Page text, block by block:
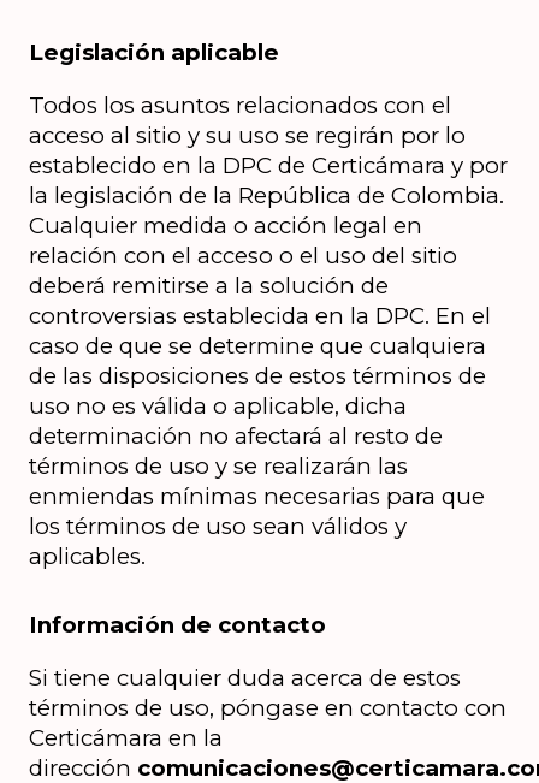
Legislación aplicable
Todos los asuntos relacionados con el
acceso al sitio y su uso se regirán por lo
establecido en la DPC de Certicámara y por
la legislación de la República de Colombia.
Cualquier medida o acción legal en
relación con el acceso o el uso del sitio
deberá remitirse a la solución de
controversias establecida en la DPC. En el
caso de que se determine que cualquiera
de las disposiciones de estos términos de
uso no es válida o aplicable, dicha
determinación no afectará al resto de
términos de uso y se realizarán las
enmiendas mínimas necesarias para que
los términos de uso sean válidos y
aplicables.
Información de contacto
Si tiene cualquier duda acerca de estos
términos de uso, póngase en contacto con
Certicámara en la
dirección